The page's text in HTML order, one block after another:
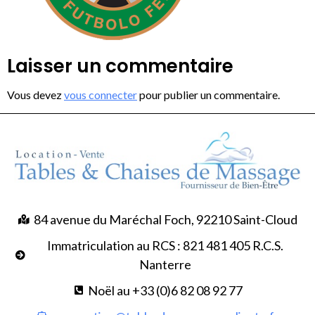
Laisser un commentaire
Vous devezvous connecterpour publier un commentaire.
84 avenue du Maréchal Foch, 92210 Saint-Cloud
Immatriculation au RCS : 821 481 405 R.C.S.
Nanterre
Noël au +33 (0)6 82 08 92 77